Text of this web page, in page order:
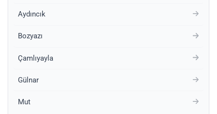
Aydıncık
Bozyazı
Çamlıyayla
Gülnar
Mut